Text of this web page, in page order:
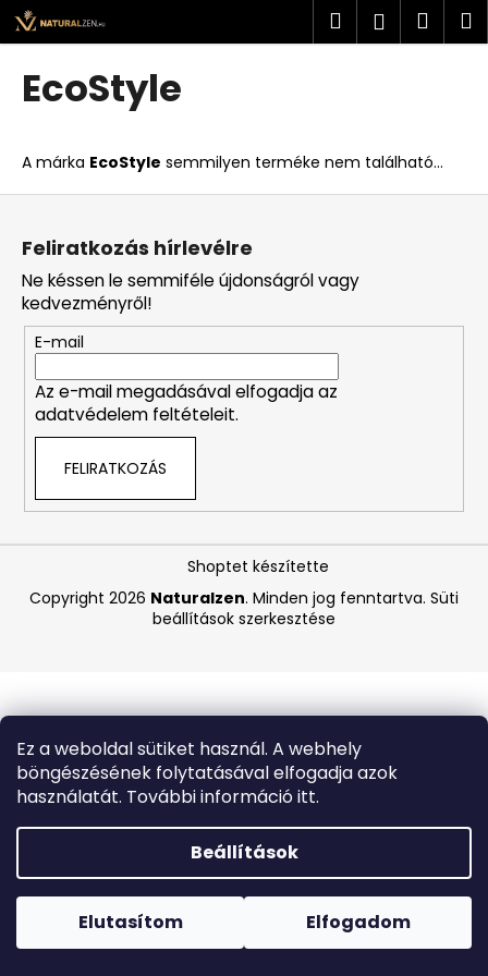
Ez a weboldal sütiket használ. A webhely
böngészésének folytatásával elfogadja azok
használatát. További információ itt.
Beállítások
Elutasítom Elfogadom
Ugrás
fő
tartalomhoz
Forró napokon nem javasoljuk a csomagautomatákba
történő kézbesítést. A magas hőmérsékletre érzékeny
termékek átvételkor nem biztos, hogy optimális állapotban
Keresés
EcoStyle
A márka EcoStyle semmilyen terméke nem található...
K
o
i
t
k
e
r
e
s
?
A
á
u
k
MASIL
3
SALON
INTENZÍV
TÁPLÁLÓ
SAMPON
ÉS
L
Feliratkozás hírlevélre
Ne késsen le semmiféle újdonságról vagy
kedvezményről!
E-mail
Az e-mail megadásával elfogadja az
adatvédelem feltételeit.
FELIRATKOZÁS
Shoptet készítette
Copyright 2026 Naturalzen. Minden jog fenntartva. Süti
beállítások szerkesztése